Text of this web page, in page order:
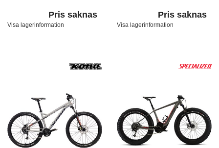
Pris saknas
Visa lagerinformation
Pris saknas
Visa lagerinformation